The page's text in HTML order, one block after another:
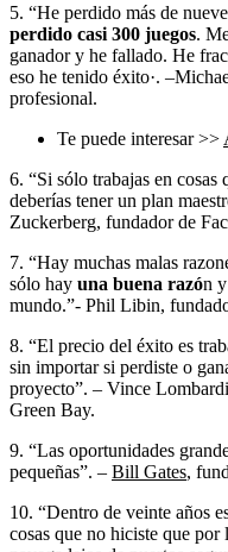
5. “He perdido más de
perdido casi 300 juegos.
ganador y he fallado. He
eso he tenido éxito·.
profesional.
Te puede interesar >>
6. “Si sólo trabajas en cosas
deberías tener un plan
Zuckerberg, fundador de
7. “Hay muchas malas
sólo hay una buena razón
mundo.”- Phil Libin,
8. “El precio del éxito es
sin importar si perdiste o
proyecto”. – Vince
Green Bay.
9. “Las oportunidades
pequeñas”. – Bill Gates,
10. “Dentro de veinte años
cosas que no hiciste que por